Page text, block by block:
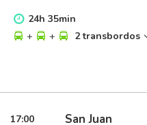
24h 35min
+
+ 2 transbordos
17:00 San Juan